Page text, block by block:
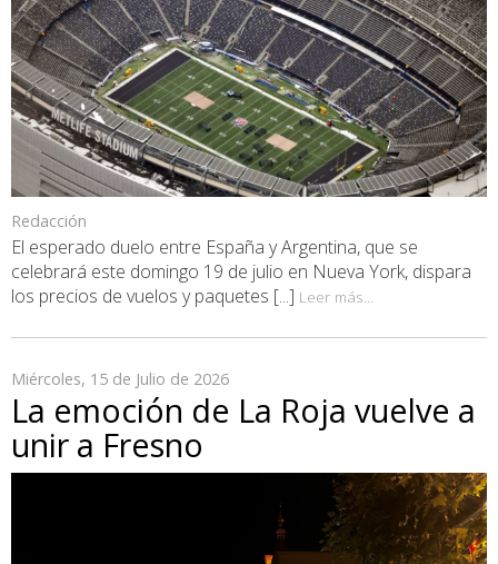
Redacción
El esperado duelo entre España y Argentina, que se
celebrará este domingo 19 de julio en Nueva York, dispara
los precios de vuelos y paquetes [...] Leer más...
Miércoles, 15 de Julio de 2026
La emoción de La Roja vuelve a
unir a Fresno